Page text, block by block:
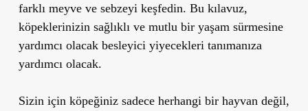
farklı meyve ve sebzeyi keşfedin. Bu kılavuz,
köpeklerinizin sağlıklı ve mutlu bir yaşam sürmesine
yardımcı olacak besleyici yiyecekleri tanımanıza
yardımcı olacak.
Sizin için köpeğiniz sadece herhangi bir hayvan değil,